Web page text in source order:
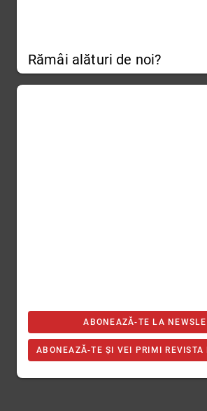
Rămâi alături de noi?
ABONEAZĂ-TE LA
ABONEAZĂ-TE ȘI VEI PRIMI REVISTA